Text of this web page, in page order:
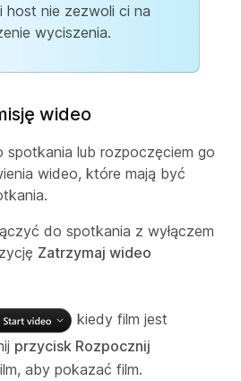
host nie zezwoli ci na
wyciszenia.
wideo
spotkania lub rozpoczęciem go
wideo, które mają być
do spotkania z wyłączem
Zatrzymaj wideo
kiedy film jest
przycisk Rozpocznij
aby pokazać film.